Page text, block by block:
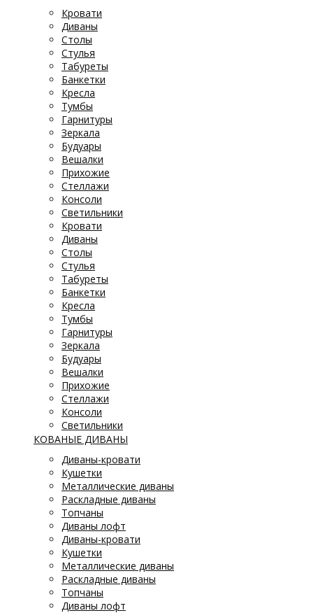
Кровати
Диваны
Столы
Стулья
Табуреты
Банкетки
Кресла
Тумбы
Гарнитуры
Зеркала
Будуары
Вешалки
Прихожие
Стеллажи
Консоли
Светильники
Кровати
Диваны
Столы
Стулья
Табуреты
Банкетки
Кресла
Тумбы
Гарнитуры
Зеркала
Будуары
Вешалки
Прихожие
Стеллажи
Консоли
Светильники
КОВАНЫЕ ДИВАНЫ
Диваны-кровати
Кушетки
Металлические диваны
Раскладные диваны
Топчаны
Диваны лофт
Диваны-кровати
Кушетки
Металлические диваны
Раскладные диваны
Топчаны
Диваны лофт